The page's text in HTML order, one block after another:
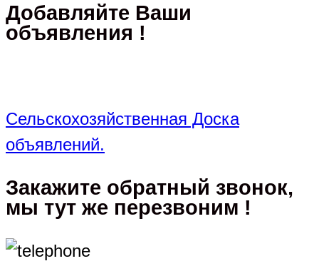
Добавляйте Ваши
объявления !
Сельскохозяйственная Доска
объявлений.
Закажите обратный звонок,
мы тут же перезвоним !